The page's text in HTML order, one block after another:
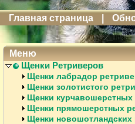
Главная страница
Меню
Щенки Ретриверов
Щенки лабрадор
Щенки золотистого
Щенки курчавошерстных
Щенки прямошерстных
Щенки новошотландских